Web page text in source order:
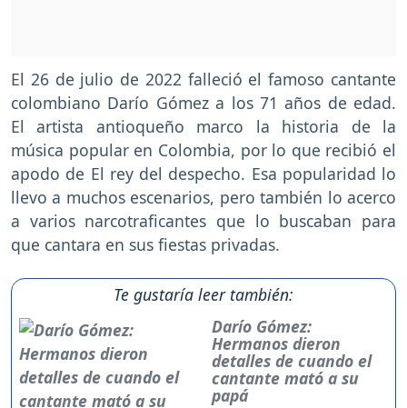
El 26 de julio de 2022 falleció el famoso cantante
colombiano Darío Gómez a los 71 años de edad.
El artista antioqueño marco la historia de la
música popular en Colombia, por lo que recibió el
apodo de El rey del despecho. Esa popularidad lo
llevo a muchos escenarios, pero también lo acerco
a varios narcotraficantes que lo buscaban para
que cantara en sus fiestas privadas.
Te gustaría leer también:
Darío Gómez:
Hermanos dieron
detalles de cuando el
cantante mató a su
papá